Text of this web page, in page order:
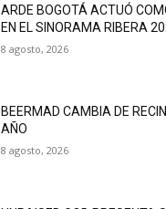
ARDE BOGOTÁ ACTUÓ
EN EL SINORAMA RIBERA
8 agosto, 2026
BEERMAD CAMBIA DE
AÑO
8 agosto, 2026